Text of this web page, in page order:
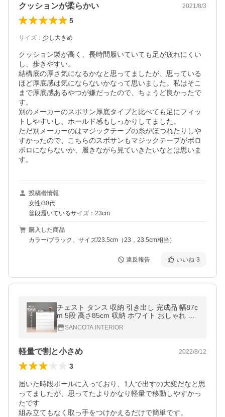
クッションが柔らかい 2021/8/3
5
サイズ ： 少し大きめ
クッション製が高く、長時間履いていても足が疲れにくい
し、歩きやすい。
結構底の厚さ気になるかなと思ってましたが、思っている
ほど厚底感は気にならないかなって思いました。私はそこ
まで厚底感あるやつが嫌だったので、ちょうど良かったで
す。
別のメーカーのスポサン厚底タイプと比べても足にフィッ
トしやすいし、ホールド感もしっかりしてました。
ただ別メーカーのはマジックテープの糸がほつれたりしや
すかったので、こちらのスポサンもマジックテープがボロ
ボロにならないか、履きながら見ていきたいなとは思いま
す。
投稿者情報
女性/30代
普段履いているサイズ：23cm
購入した商品
カラー/ブラック、サイズ/23.5cm（23，23.5cm相当）
違反報告 いいね 3
チェスト タンス 収納 引き出し 完成品 幅87c
m 5段 高さ85cm 収納 ホワイト おしゃれ 木
製 天然木 白 シンプル 衣類 収納 北欧 モダン
新生活 一人暮らし
SANCOTA INTERIOR
軽量で割と小さめ 2022/8/12
3
届いた時段ボールに入っており、1人で出すの大変だなと思
ってましたが、思ってたよりかなり軽量で移動しやすかっ
たです
組み立てもなく取っ手をつけかえるだけで簡単です。